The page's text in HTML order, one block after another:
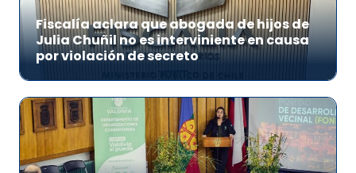
Fiscalía aclara que abogada de hijos de
Julia Chuñil no es interviniente en causa
por violación de secreto